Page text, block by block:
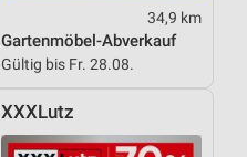
34,9 km
Gartenmöbel-Abverkauf
Gültig bis Fr. 28.08.
XXXLutz